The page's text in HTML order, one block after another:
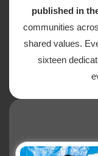
published in
communities
shared values.
sixteen